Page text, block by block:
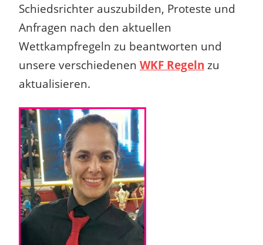
Schiedsrichter auszubilden, Proteste und
Anfragen nach den aktuellen
Wettkampfregeln zu beantworten und
unsere verschiedenen WKF Regeln zu
aktualisieren.